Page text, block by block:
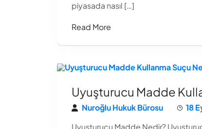
piyasada nasıl […]
Read More
Uyuşturucu Madde
Nuroğlu Hukuk Bürosu
18